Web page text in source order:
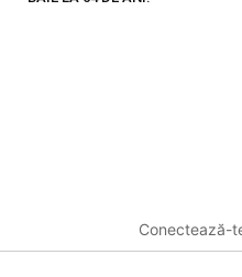
Conectează-